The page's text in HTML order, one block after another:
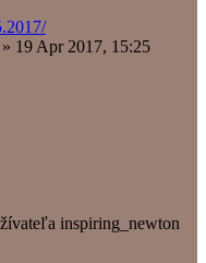
» 19 Apr 2017, 15:25
inspiring_newton